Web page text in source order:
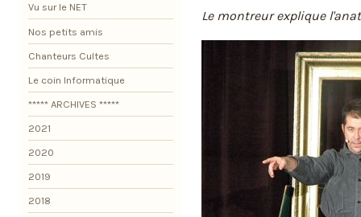
Le montreur explique
Vu sur le NET
Nos petits amis
Chanteurs Cultes
Le coin Informatique
***** ARCHIVES *****
2021
2020
2019
2018